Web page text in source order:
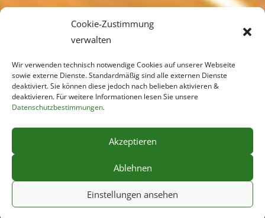
Cookie-Zustimmung
verwalten
Wir verwenden technisch notwendige Cookies auf unserer Webseite
sowie externe Dienste. Standardmäßig sind alle externen Dienste
deaktiviert. Sie können diese jedoch nach belieben aktivieren &
deaktivieren. Für weitere Informationen lesen Sie unsere
Datenschutzbestimmungen.
Akzeptieren
Ablehnen
Einstellungen ansehen
© Copyright 2026 - Dachdeckermeister René
Haase - 15518 Demnitz